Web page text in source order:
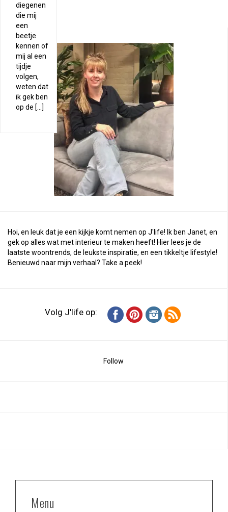
diegenen
die mij
een
beetje
kennen of
mij al een
tijdje
volgen,
weten dat
ik gek ben
op de […]
Hoi, en leuk dat je een kijkje komt nemen op J'life! Ik ben Janet, en
gek op alles wat met interieur te maken heeft! Hier lees je de
laatste woontrends, de leukste inspiratie, en een tikkeltje lifestyle!
Benieuwd naar mijn verhaal? Take a peek!
Volg J'life op:
Follow
Menu